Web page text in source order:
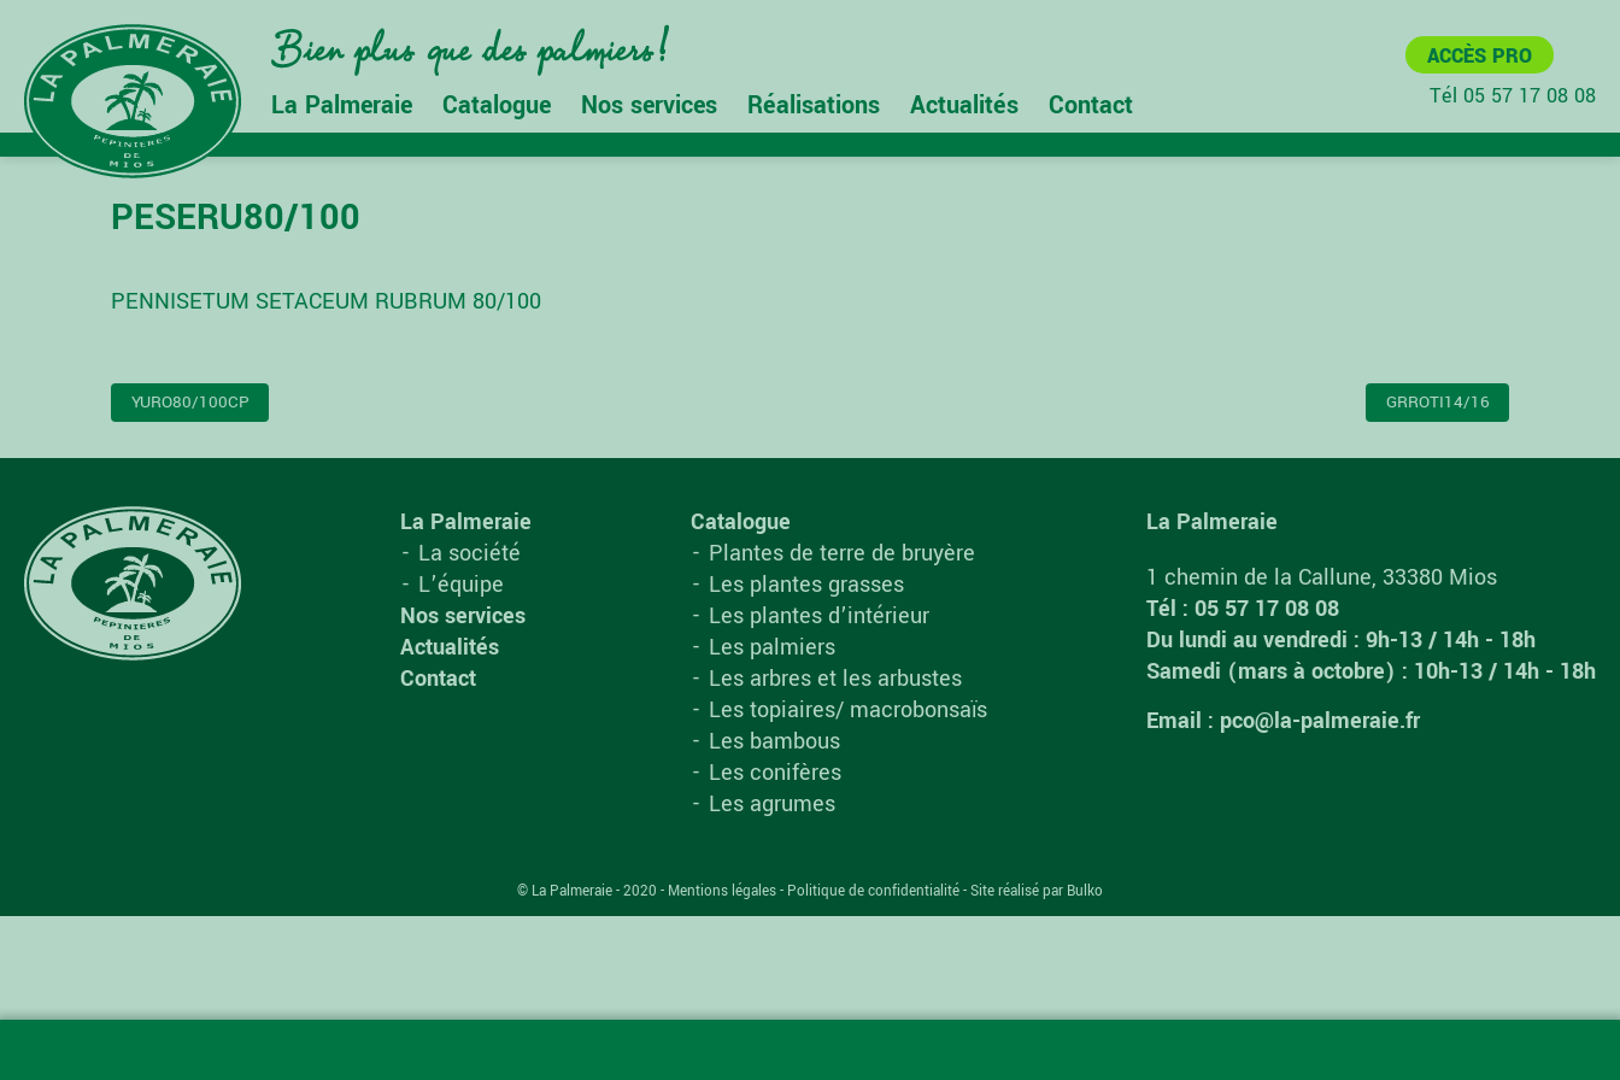
La Palmeraie Catalogue Nos services Réalisations Actualités Contact
ACCÈS PRO
Tél 05 57 17 08 08
PESERU80/100
PENNISETUM SETACEUM RUBRUM 80/100
NAVIGATION
YURO80/100CP GRROTI14/16
La Palmeraie
La société
L’équipe
Nos services
Actualités
Contact
Catalogue
Plantes de terre de bruyère
Les plantes grasses
Les plantes d’intérieur
Les palmiers
Les arbres et les arbustes
Les topiaires/ macrobonsaïs
Les bambous
Les conifères
Les agrumes
La Palmeraie
1 chemin de la Callune, 33380 Mios
Tél : 05 57 17 08 08
Du lundi au vendredi : 9h-13 / 14h - 18h
Samedi (mars à octobre) : 10h-13 / 14h - 18h
Email : pco@la-palmeraie.fr
© La Palmeraie - 2020 - Mentions légales- Politique de confidentialité-Site réalisé par Bulko